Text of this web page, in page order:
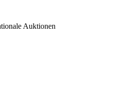
Auktionen